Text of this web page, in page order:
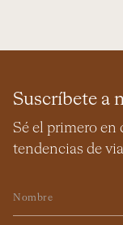
Suscríbete a
Sé el primero en
tendencias de